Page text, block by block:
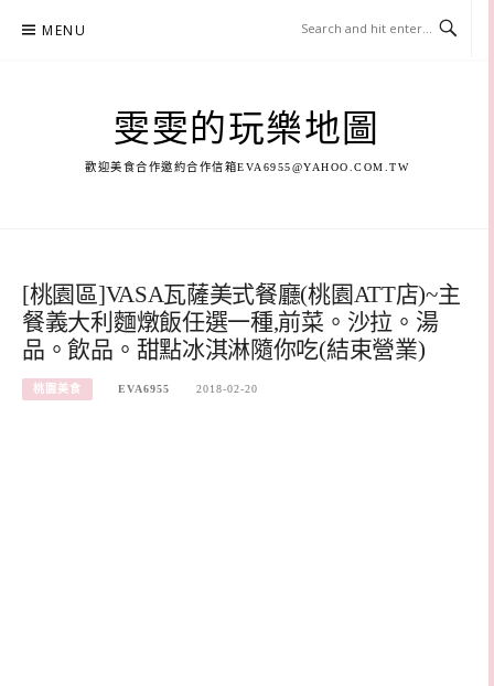
MENU
雯雯的玩樂地圖
歡迎美食合作邀約合作信箱EVA6955@YAHOO.COM.TW
[桃園區]VASA瓦薩美式餐廳(桃園ATT店)~主
餐義大利麵燉飯任選一種,前菜。沙拉。湯
品。飲品。甜點冰淇淋隨你吃(結束營業)
桃園美食 EVA6955 2018-02-20